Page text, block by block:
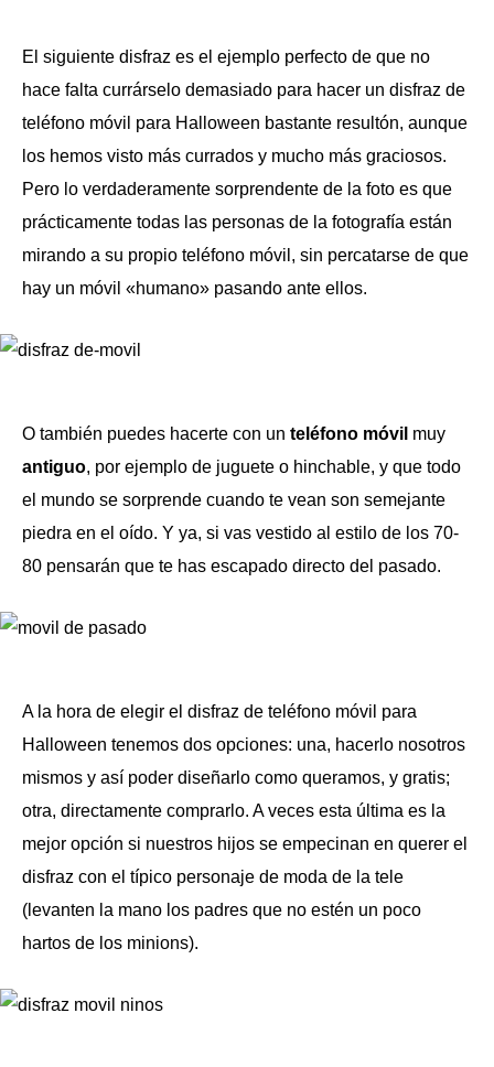
El siguiente disfraz es el ejemplo perfecto de que no
hace falta currárselo demasiado para hacer un disfraz de
teléfono móvil para Halloween bastante resultón, aunque
los hemos visto más currados y mucho más graciosos.
Pero lo verdaderamente sorprendente de la foto es que
prácticamente todas las personas de la fotografía están
mirando a su propio teléfono móvil, sin percatarse de que
hay un móvil «humano» pasando ante ellos.
O también puedes hacerte con un teléfono móvil muy
antiguo, por ejemplo de juguete o hinchable, y que todo
el mundo se sorprende cuando te vean son semejante
piedra en el oído. Y ya, si vas vestido al estilo de los 70-
80 pensarán que te has escapado directo del pasado.
A la hora de elegir el disfraz de teléfono móvil para
Halloween tenemos dos opciones: una, hacerlo nosotros
mismos y así poder diseñarlo como queramos, y gratis;
otra, directamente comprarlo. A veces esta última es la
mejor opción si nuestros hijos se empecinan en querer el
disfraz con el típico personaje de moda de la tele
(levanten la mano los padres que no estén un poco
hartos de los minions).